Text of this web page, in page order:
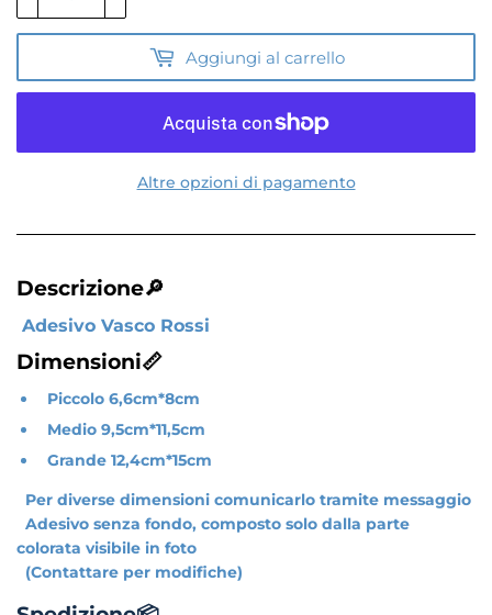
Aggiungi al carrello
Altre opzioni di pagamento
Descrizione🔎
Adesivo Vasco Rossi
Dimensioni📏
Piccolo 6,6cm*8cm
Medio 9,5cm*11,5cm
Grande 12,4cm*15cm
Per diverse dimensioni comunicarlo tramite messaggio
Adesivo senza fondo, composto solo dalla parte
colorata visibile in foto
(Contattare per modifiche)